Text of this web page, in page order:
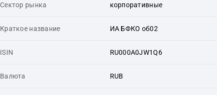
Сектор рынка корпоративные
Краткое название ИА БФКО об02
ISIN RU000A0JW1Q6
Валюта RUB